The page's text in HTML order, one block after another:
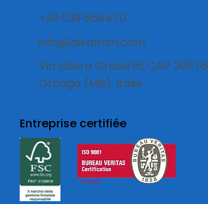
+39 039 668470
info@alkamsrl.com
Via Libero Grassi 18, CAP 20876
Ornago (MB), Italie
Entreprise certifiée